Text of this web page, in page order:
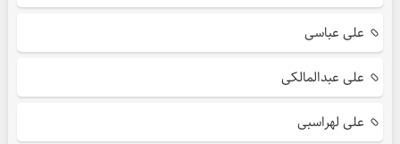
علی عباسی
علی عبدالمالکی
علی لهراسبی